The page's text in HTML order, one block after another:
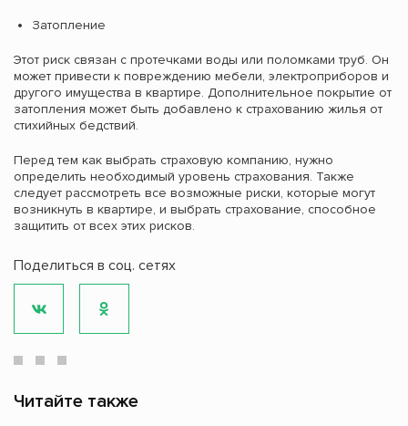
Затопление
Этот риск связан с протечками воды или поломками труб. Он
может привести к повреждению мебели, электроприборов и
другого имущества в квартире. Дополнительное покрытие от
затопления может быть добавлено к страхованию жилья от
стихийных бедствий.
Перед тем как выбрать страховую компанию, нужно
определить необходимый уровень страхования. Также
следует рассмотреть все возможные риски, которые могут
возникнуть в квартире, и выбрать страхование, способное
защитить от всех этих рисков.
Поделиться в соц. сетях
Читайте также